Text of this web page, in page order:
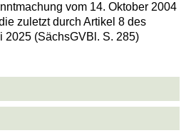
vom 14. Oktober 2004
zuletzt durch Artikel 8 des
2025 (SächsGVBl. S. 285)